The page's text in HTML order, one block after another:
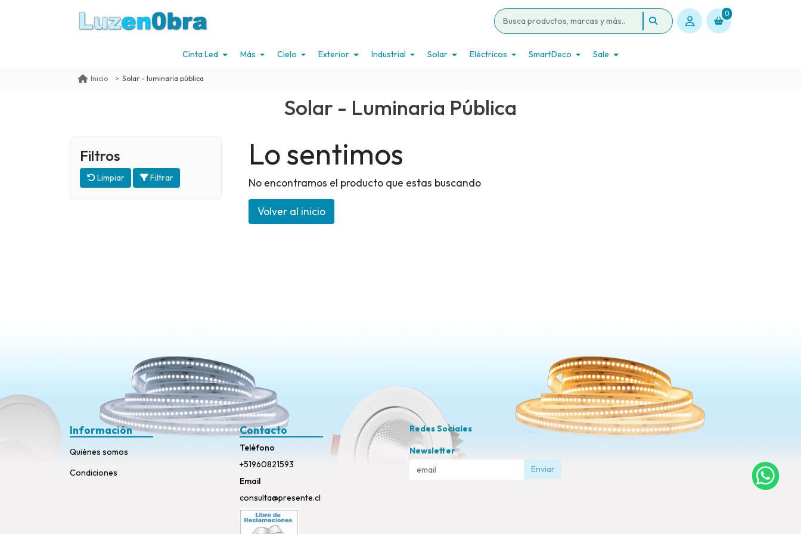
0
Cinta Led Más Cielo Exterior Industrial Solar Eléctricos SmartDeco Sale
Inicio Solar - luminaria pública
Solar - Luminaria Pública
Filtros
Limpiar Filtrar
Lo sentimos
No encontramos el producto que estas buscando
Volver al inicio
Información
Quiénes somos
Condiciones
Contacto
Teléfono
+51960821593
Email
consulta@presente.cl
Redes Sociales
Newsletter
Enviar